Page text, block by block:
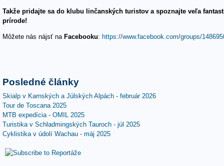
Takže pridajte sa do klubu linčanských turistov a spoznajte veľa
prírode!
Môžete nás nájsť na Facebooku: https://www.facebook.com/groups/
Posledné články
Skialp v Karnských a Júlských Alpách - február 2026
Tour de Toscana 2025
MTB expedícia - OMIL 2025
Turistika v Schladmingských Tauroch - júl 2025
Cyklistika v údolí Wachau - máj 2025